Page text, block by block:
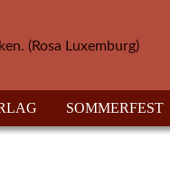
(Rosa Luxemburg)
SOMMERFEST